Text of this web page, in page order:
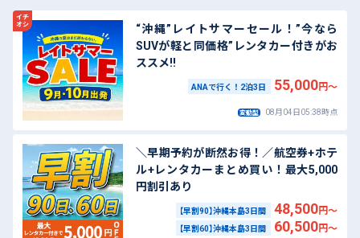
“沖縄”レイトサマーセール！”今なら
SUVが軽と同価格”レンタカー付きがお
ススメ!!
ANAで行く！2泊3日 55,000円～
変動型 08月04日05:38時点
＼早期予約が断然お得！／航空券+ホテ
ル+レンタカーまとめ買い！最大5,000
円割引あり
【早割90】沖縄本島3日間 48,500円～
【早割60】沖縄本島3日間 60,500円～